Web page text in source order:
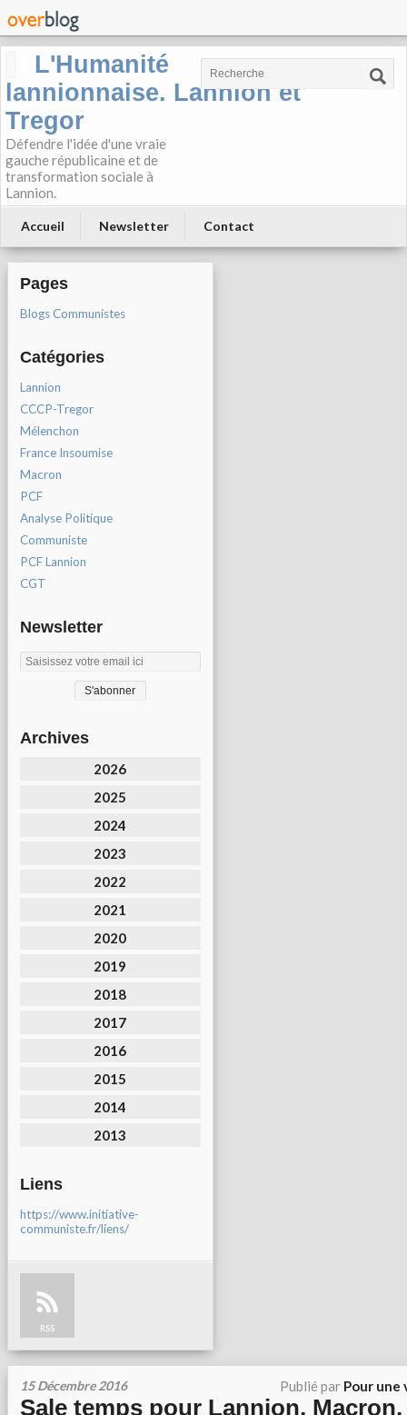
L'Humanité
lannionnaise. Lannion et
Tregor
Défendre l'idée d'une vraie
gauche républicaine et de
transformation sociale à
Lannion.
Accueil Newsletter Contact
Pages
Blogs Communistes
Catégories
Lannion
CCCP-Tregor
Mélenchon
France Insoumise
Macron
PCF
Analyse Politique
Communiste
PCF Lannion
CGT
Newsletter
Archives
2026
2025
2024
2023
2022
2021
2020
2019
2018
2017
2016
2015
2014
2013
Liens
https://www.initiative-
communiste.fr/liens/
RSS
15 Décembre 2016 Publié par Pour une
Sale temps pour Lannion,